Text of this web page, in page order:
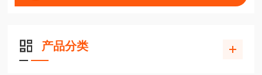
产品分类